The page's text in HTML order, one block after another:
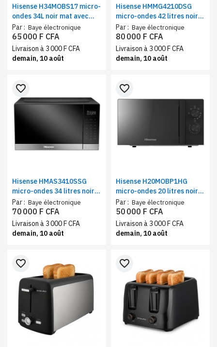
Hisense H34MOBS17 micro-
ondes 34L noir mat avec
grill | Four micro-ondes
1000 W, 10 niveaux de
puissance
Par : Baye électronique
65 000 F CFA
Livraison à 3 000 F CFA
demain, 10 août
Hisense HMMG4210DSG
micro-ondes 42 litres noir
mat avec grill | Four micro-
ondes 1000 W + grill
1200W, commandes
tactiles
Par : Baye électronique
80 000 F CFA
Livraison à 3 000 F CFA
demain, 10 août
Hisense HMAS3410SSG
micro-ondes 34 litres noir
avec grill | Four micro-
ondes 950 W, 10 niveaux de
puissance
Par : Baye électronique
favorite_border
70 000 F CFA
Livraison à 3 000 F CFA
demain, 10 août
Hisense H20MOBP1HG
micro-ondes 20 litres noir
avec grill | Four micro-
ondes 700W, 5 niveaux de
puissance
Par : Baye électronique
favorite_border
50 000 F CFA
Livraison à 3 000 F CFA
demain, 10 août
favorite_border favorite_border